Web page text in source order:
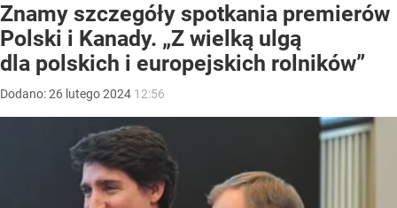
Znamy szczegóły spotkania premierów
Polski i Kanady. „Z wielką ulgą
dla polskich i europejskich rolników”
Dodano:26 lutego2024 12:56